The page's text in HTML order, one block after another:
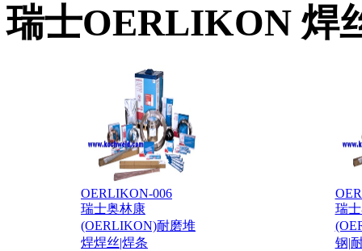
瑞士OERLIKON 焊
OERLIKON-006
瑞士奥林康
(OERLIKON)耐磨堆
焊焊丝|焊条
瑞
钢|